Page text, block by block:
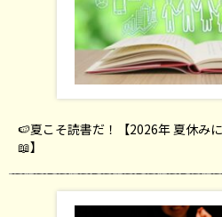
🍉夏こそ読書だ！【2026年 夏休み
📖】